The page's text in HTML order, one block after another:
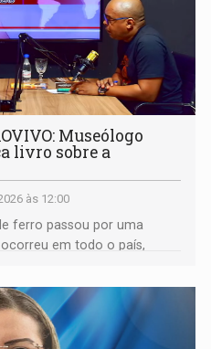
Museólogo
livro sobre a
às 12:00
ferro passou por uma
em todo o país,